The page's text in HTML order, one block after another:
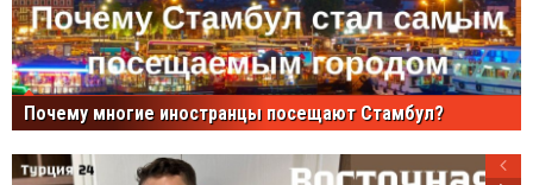
Почему многие иностранцы посещают Стамбул?